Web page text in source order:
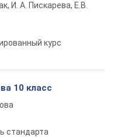
И. А. Пискарева, Е.В.
курс
10 класс
стандарта